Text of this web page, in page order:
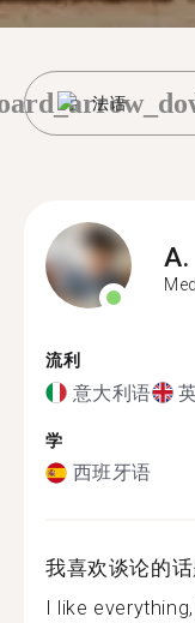
法语
A.
流利
意大利语
学
西班牙语
我喜欢谈论的
I like